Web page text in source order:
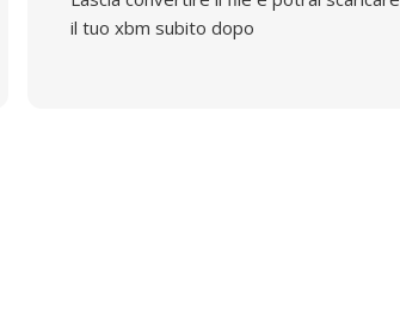
il tuo xbm subito dopo